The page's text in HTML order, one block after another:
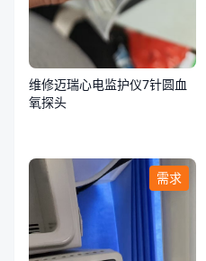
维修迈瑞心电监护仪7针圆血
氧探头
需求